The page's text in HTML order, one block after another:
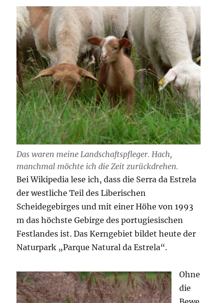
Das waren meine Landschaftspfleger. Hach,
manchmal möchte ich die Zeit zurückdrehen.
Bei Wikipedia lese ich, dass die Serra da Estrela
der westliche Teil des Liberischen
Scheidegebirges und mit einer Höhe von 1993
m das höchste Gebirge des portugiesischen
Festlandes ist. Das Kerngebiet bildet heute der
Naturpark „Parque Natural da Estrela“.
Ohne
die